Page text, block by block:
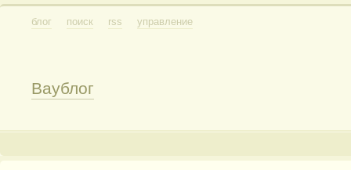
блог поиск rss управление
Ваублог